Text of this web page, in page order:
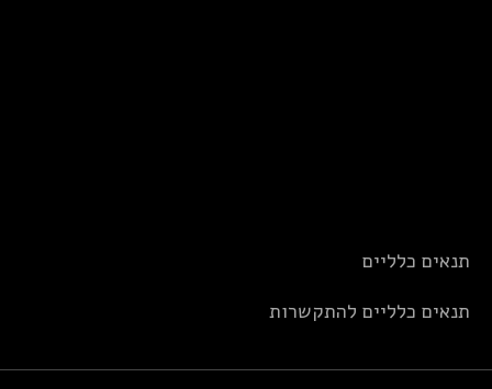
תנאים כלליים
תנאים כלליים להתקשרות